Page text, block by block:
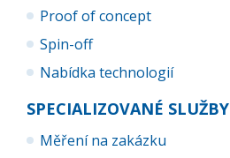
Proof of concept
Spin-off
Nabídka technologií
SPECIALIZOVANÉ SLUŽBY
Měření na zakázku